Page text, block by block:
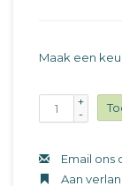
Maak een
+
-
Email ons
Aan